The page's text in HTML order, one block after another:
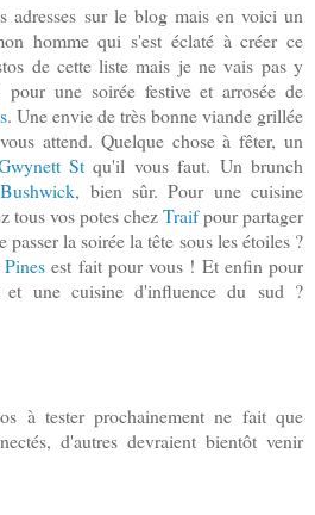
adresses sur le blog mais en voici un
homme qui s'est éclaté à créer ce
de cette liste mais je ne vais pas y
une soirée festive et arrosée de
. Une envie de très bonne viande grillée
vous attend. Quelque chose à fêter, un
St qu'il vous faut. Un brunch
, bien sûr. Pour une cuisine
tous vos potes chezTraifpour partager
passer la soirée la tête sous les étoiles ?
est fait pour vous ! Et enfin pour
et une cuisine d'influence du sud ?
à tester prochainement ne fait que
d'autres devraient bientôt venir